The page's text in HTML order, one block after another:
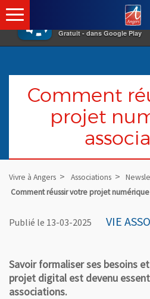
×
Gratuit - dans Google Play
Comment
projet
Vivre à Angers Associations
Comment réussir votre projet numérique
Publié le 13-03-2025 VIE
Savoir formaliser ses besoins
projet digital est devenu
associations.